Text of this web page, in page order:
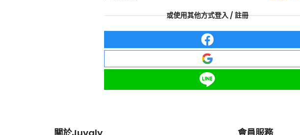
或使用其他方式登入 / 註冊
關於Juvaly 會員服務